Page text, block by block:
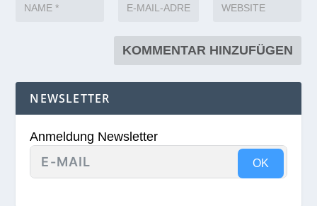
NEWSLETTER
Anmeldung Newsletter
OK